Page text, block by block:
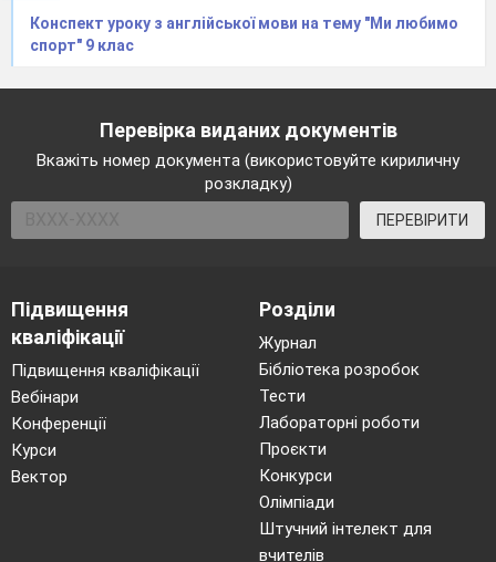
Конспект уроку з англійської мови на тему "Ми любимо
спорт" 9 клас
Перевірка виданих документів
Вкажіть номер документа (використовуйте кириличну
розкладку)
ПЕРЕВІРИТИ
Підвищення
кваліфікації
Підвищення кваліфікації
Вебінари
Конференції
Курси
Вектор
Розділи
Журнал
Бібліотека розробок
Тести
Лабораторні роботи
Проєкти
Конкурси
Олімпіади
Штучний інтелект для
вчителів